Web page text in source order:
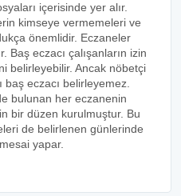
içerisinde yer alır.
kimseye vermemeleri ve
önemlidir. Eczaneler
Baş eczacı çalışanların izin
belirleyebilir. Ancak nöbetçi
baş eczacı belirleyemez.
bulunan her eczanenin
bir düzen kurulmuştur. Bu
de belirlenen günlerinde
yapar.